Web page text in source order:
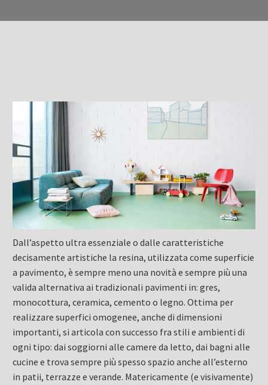
Dall’aspetto ultra essenziale o dalle caratteristiche
decisamente artistiche la resina, utilizzata come superficie
a pavimento, è sempre meno una novità e sempre più una
valida alternativa ai tradizionali pavimenti in: gres,
monocottura, ceramica, cemento o legno. Ottima per
realizzare superfici omogenee, anche di dimensioni
importanti, si articola con successo fra stili e ambienti di
ogni tipo: dai soggiorni alle camere da letto, dai bagni alle
cucine e trova sempre più spesso spazio anche all’esterno
in patii, terrazze e verande. Matericamente (e visivamente)